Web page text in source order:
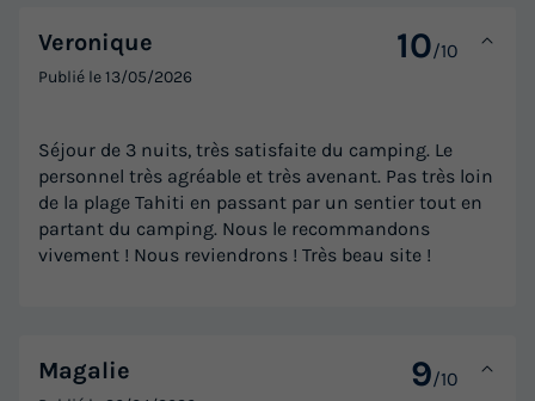
Veronique 10/10
Publié le13/05/2026
Séjour de 3 nuits, très satisfaite du camping. Le
personnel très agréable et très avenant. Pas très loin
de la plage Tahiti en passant par un sentier tout en
partant du camping. Nous le recommandons
vivement ! Nous reviendrons ! Très beau site !
Magalie 9/10